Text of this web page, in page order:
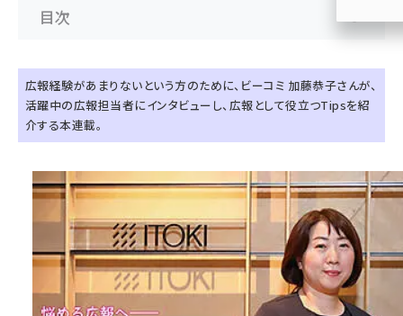
目次
広報経験があまりないという方のために、ビーコミ 加藤恭子さんが、
活躍中の広報担当者にインタビューし、広報として役立つTipsを紹
介する本連載。